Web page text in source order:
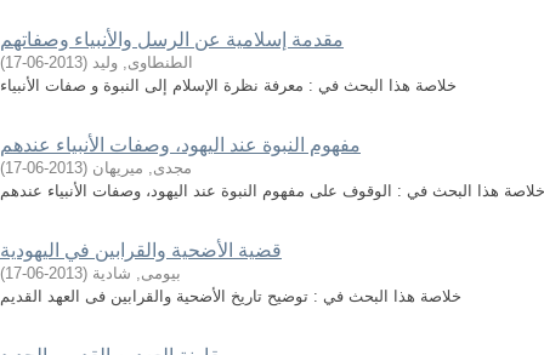
مقدمة إسلامية عن الرسل والأنبياء وصفاتهم
الطنطاوى, وليد (
2013-06-17
)
خلاصة هذا البحث في : معرفة نظرة الإسلام إلى النبوة و صفات الأنبياء
مفهوم النبوة عند اليهود، وصفات الأنبياء عندهم
مجدى, ميريهان (
2013-06-17
)
خلاصة هذا البحث في : الوقوف على مفهوم النبوة عند اليهود، وصفات الأنبياء عندهم
قضية الأضحية والقرابين في اليهودية
بيومى, شادية (
2013-06-17
)
خلاصة هذا البحث في : توضيح تاريخ الأضحية والقرابين فى العهد القديم